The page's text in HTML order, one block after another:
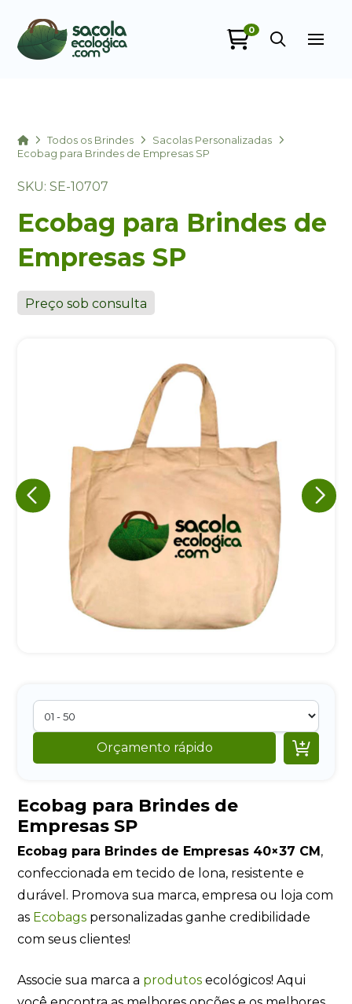
0
HomeTodos os Brindes
Sacolas Personalizadas
Ecobag para Brindes de Empresas SP
SKU: SE-10707
Ecobag para Brindes de
Empresas SP
Preço sob consulta
Orçamento rápido 
Ecobag para Brindes de
Empresas SP
Ecobag para Brindes de Empresas 40×37 CM,
confeccionada em tecido de lona, resistente e
durável. Promova sua marca, empresa ou loja com
as Ecobags personalizadas ganhe credibilidade
com seus clientes!
Associe sua marca a produtos ecológicos! Aqui
+55
Eu concordo em receber comunicações.
A nossa empresa está comprometida a proteger e respeitar
sua privacidade, utilizaremos seus dados apenas para fins
de marketing. Você pode alterar suas preferências a
qualquer momento.
Iniciar conversa